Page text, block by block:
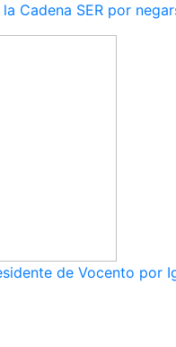
Cadena SER por
de Vocento por